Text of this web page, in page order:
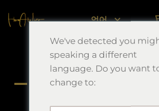
언어
홈 掲載作品について
掲載作品について
A 掲載作品について
細心の注意を払って製作してい
We've detected you
speaking a different
language. Do you want
change to: